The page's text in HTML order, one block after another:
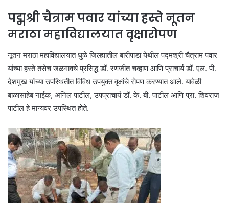
पद्मश्री चैत्राम पवार यांच्या हस्ते नूतन
मराठा महाविद्यालयात वृक्षारोपण
नूतन मराठा महाविद्यालयात धुळे जिल्ह्यातील बारीपाडा येथील पद्मश्री चैत्राम पवार
यांच्या हस्ते तसेच जळगावचे प्रसिद्ध डॉ. रणजीत चव्हाण आणि प्राचार्य डॉ. एल. पी.
देशमुख यांच्या उपस्थितीत विविध उपयुक्त वृक्षांचे रोपण करण्यात आले. यावेळी
बाळासाहेब नाईक, अनिल पाटील, उपप्राचार्य डॉ. के. बी. पाटील आणि प्रा. शिवराज
पाटील हे मान्यवर उपस्थित होते.